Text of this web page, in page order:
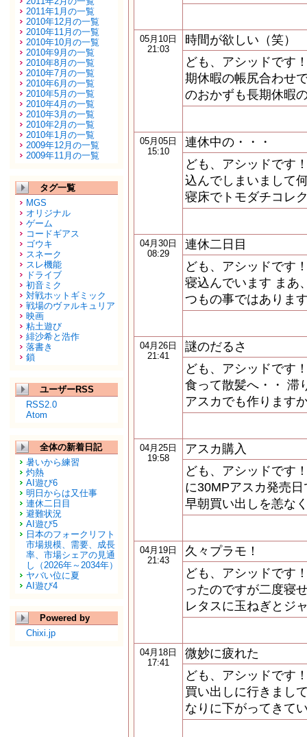
2011年1月の一覧
2010年12月の一覧
2010年11月の一覧
2010年10月の一覧
2010年9月の一覧
2010年8月の一覧
2010年7月の一覧
2010年6月の一覧
2010年5月の一覧
2010年4月の一覧
2010年3月の一覧
2010年2月の一覧
2010年1月の一覧
2009年12月の一覧
2009年11月の一覧
タグ一覧
MGS
オリジナル
ゲーム
コードギアス
ゴウキ
スネーク
スレ機能
ドライブ
初音ミク
対戦ホットギミック
戦場のヴァルキュリア
映画
粘土遊び
緋沙希と浩作
落書き
鎖
ユーザーRSS
RSS2.0
Atom
全体の新着日記
暑いから練習
灼熱
AI遊び6
明日からは又仕事
連休二日目
避難状況
AI遊び5
日本のフォークリフト
市場規模、需要、成長
率、市場シェアの見通
し（2026年～2034年）
ヤバい位に夏
AI遊び4
Powered by
Chixi.jp
05月10日
21:03
時間が欲しい（笑）
ども、アシッドです
期休暇の帳尻合わせ
のおかずも長期休暇
05月05日
15:10
連休中の・・・
ども、アシッドです
込んでしまいまして
寝床でトモダチコレ
04月30日
08:29
連休二日目
ども、アシッドです
寝込んでいます まあ
つもの事ではありま
04月26日
21:41
謎のだるさ
ども、アシッドです
食って散髪へ・・ 滞
アスカでも作ります
04月25日
19:58
アスカ購入
ども、アシッドです
に30MPアスカ発売
早朝買い出しを恙な
04月19日
21:43
久々プラモ！
ども、アシッドです
ったのですが二度寝
レタスに玉ねぎとジ
04月18日
17:41
微妙に疲れた
ども、アシッドです
買い出しに行きまし
なりに下がってきて